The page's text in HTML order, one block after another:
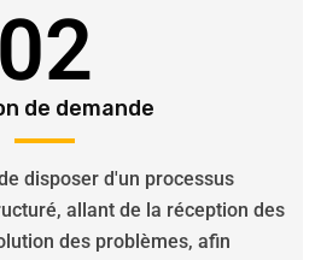
02
de demande
disposer d'un processus
allant de la réception des
des problèmes, afin